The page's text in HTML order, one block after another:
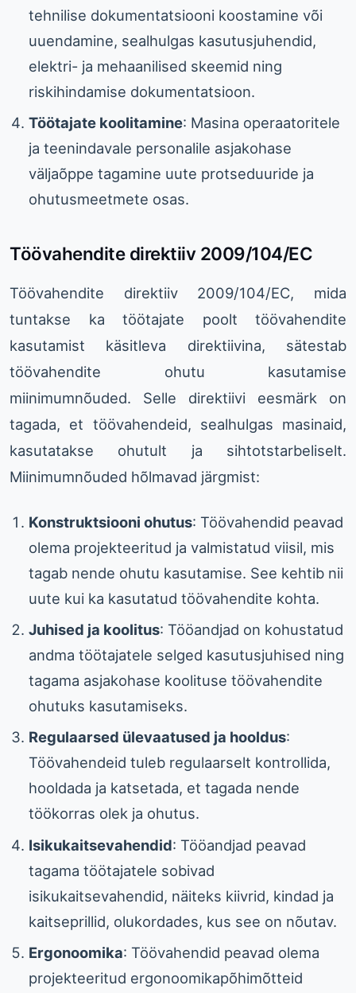
tehnilise dokumentatsiooni koostamine või
uuendamine, sealhulgas kasutusjuhendid,
elektri- ja mehaanilised skeemid ning
riskihindamise dokumentatsioon.
Töötajate koolitamine: Masina operaatoritele
ja teenindavale personalile asjakohase
väljaõppe tagamine uute protseduuride ja
ohutusmeetmete osas.
Töövahendite direktiiv 2009/104/EC
Töövahendite direktiiv 2009/104/EC, mida
tuntakse ka töötajate poolt töövahendite
kasutamist käsitleva direktiivina, sätestab
töövahendite ohutu kasutamise
miinimumnõuded. Selle direktiivi eesmärk on
tagada, et töövahendeid, sealhulgas masinaid,
kasutatakse ohutult ja sihtotstarbeliselt.
Miinimumnõuded hõlmavad järgmist:
Konstruktsiooni ohutus: Töövahendid peavad
olema projekteeritud ja valmistatud viisil, mis
tagab nende ohutu kasutamise. See kehtib nii
uute kui ka kasutatud töövahendite kohta.
Juhised ja koolitus: Tööandjad on kohustatud
andma töötajatele selged kasutusjuhised ning
tagama asjakohase koolituse töövahendite
ohutuks kasutamiseks.
Regulaarsed ülevaatused ja hooldus:
Töövahendeid tuleb regulaarselt kontrollida,
hooldada ja katsetada, et tagada nende
töökorras olek ja ohutus.
Isikukaitsevahendid: Tööandjad peavad
tagama töötajatele sobivad
isikukaitsevahendid, näiteks kiivrid, kindad ja
kaitseprillid, olukordades, kus see on nõutav.
Ergonoomika: Töövahendid peavad olema
projekteeritud ergonoomikapõhimõtteid